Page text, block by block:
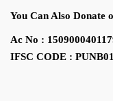
You Can Also Donate
Ac No :
IFSC CODE :